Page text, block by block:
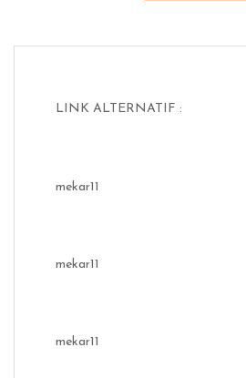
LINK ALTERNATIF :
mekar11
mekar11
mekar11